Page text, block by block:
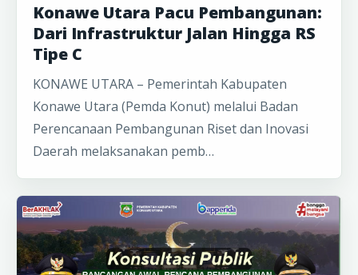
Konawe Utara Pacu Pembangunan:
Dari Infrastruktur Jalan Hingga RS
Tipe C
​KONAWE UTARA – Pemerintah Kabupaten
Konawe Utara (Pemda Konut) melalui Badan
Perencanaan Pembangunan Riset dan Inovasi
Daerah melaksanakan pemb…